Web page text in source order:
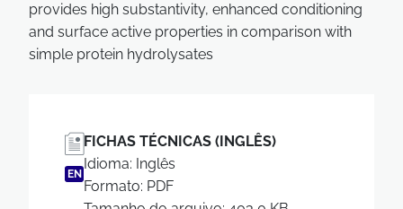
provides high substantivity, enhanced conditioning
and surface active properties in comparison with
simple protein hydrolysates
EN
FICHAS TÉCNICAS (INGLÊS)
Idioma: Inglês
Formato: PDF